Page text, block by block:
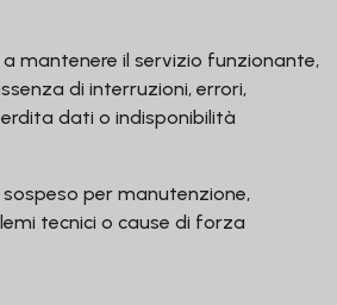
mantenere il servizio funzionante,
di interruzioni, errori,
dati o indisponibilità
sospeso per manutenzione,
tecnici o cause di forza